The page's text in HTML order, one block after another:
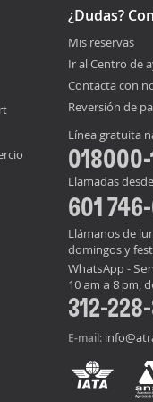
¿Dudas?
Mis reservas
Ir al Centro de
Contacta con
Reversión de
Línea gratuita
Llamadas
601
Llámanos de
domingos y
WhatsApp -
10 am a 8 pm,
312-
E-mail: